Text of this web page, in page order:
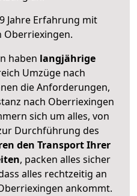
Jahre Erfahrung mit
Oberriexingen.
haben langjährige
Umzüge nach
die Anforderungen,
nach Oberriexingen
sich um alles, von
Durchführung des
den Transport Ihrer
, packen alles sicher
alles rechtzeitig an
ankommt.